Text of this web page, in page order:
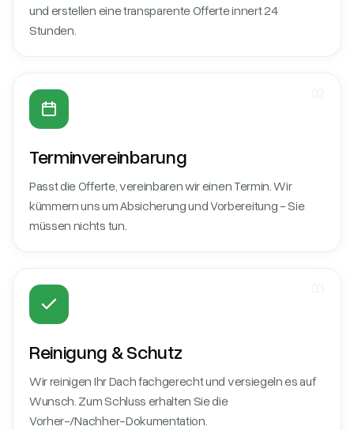
und erstellen eine transparente Offerte innert 24
Stunden.
Terminvereinbarung
Passt die Offerte, vereinbaren wir einen Termin. Wir
kümmern uns um Absicherung und Vorbereitung - Sie
müssen nichts tun.
Reinigung & Schutz
Wir reinigen Ihr Dach fachgerecht und versiegeln es auf
Wunsch. Zum Schluss erhalten Sie die
Vorher-/Nachher-Dokumentation.